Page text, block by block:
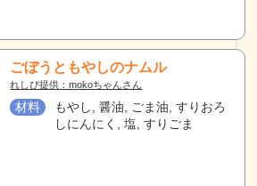
ごぼうともやしのナムル
れしぴ提供：mokoちゃんさん
材料
もやし, 醤油, ごま油, すりおろ
しにんにく, 塩, すりごま